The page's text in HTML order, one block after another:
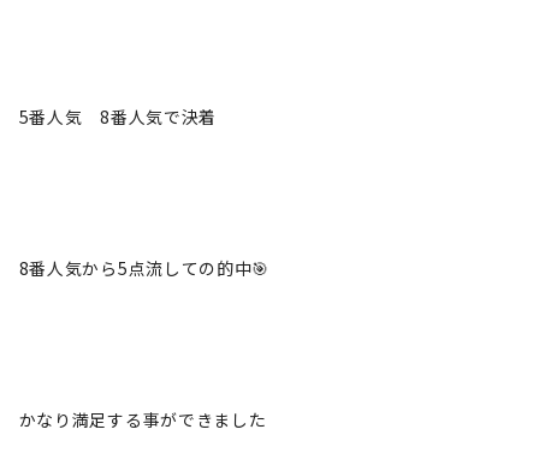
5番人気 8番人気で決着
8番人気から5点流しての的中🎯
かなり満足する事ができました